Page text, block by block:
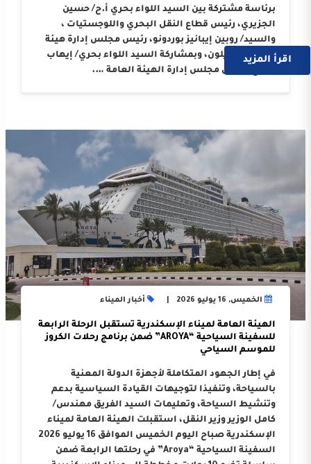
برئاسة مشتركة بين السيد اللواء بحري أ.ح/ حسين
الجزيري، رئيس قطاع النقل البحري واللوجستيات ،
والسيد/ روبين إيبانيز بوردونو، رئيس مجلس إدارة هيئة
ميناء كاستيلون، وبمشاركة السيد اللواء بحري/ إيهاب
صلاح، رئيس مجلس إدارة الهيئة العامة ….
اقرأ المزيد
الخميس, 16 يوليو 2026 أخبار الميناء
الهيئة العامة لميناء الإسكندرية تستقبل الرحلة الرابعة
للسفينة السياحية “AROYA” ضمن برنامج رحلات الكروز
للموسم السياحي
في إطار الجهود المتكاملة لأجهزة الدولة المعنية
بالسياحة، وتنفيذا لتوجيهات القيادة السياسية بدعم
وتنشيط السياحة، وتعليمات السيد الفريق مهندس/
كامل الوزير وزير النقل، استقبلت الهيئة العامة لميناء
الإسكندرية صباح اليوم الخميس الموافق 16 يوليو 2026
السفينة السياحية “Aroya” في رحلتها الرابعة ضمن